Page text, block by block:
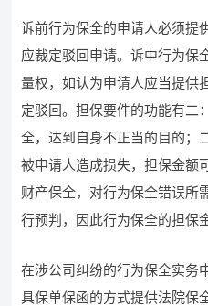
诉前行为保全的申请人必须提
应裁定驳回申请。诉中行为保
量权，如认为申请人应当提供
定驳回。担保要件的功能有二
全，达到自身不正当的目的；
被申请人造成损失，担保金额
财产保全，对行为保全错误所
行预判，因此行为保全的担保
在涉公司纠纷的行为保全实务
具保单保函的方式提供法院保